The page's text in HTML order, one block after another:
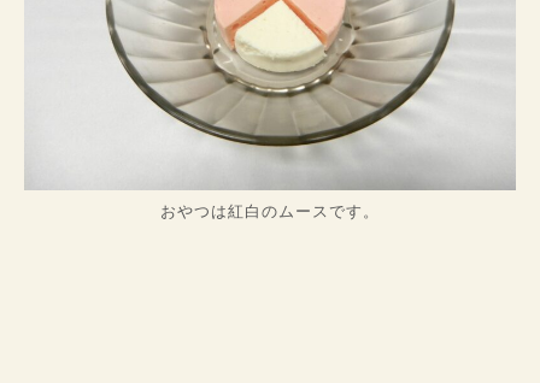
おやつは紅白のムースです。